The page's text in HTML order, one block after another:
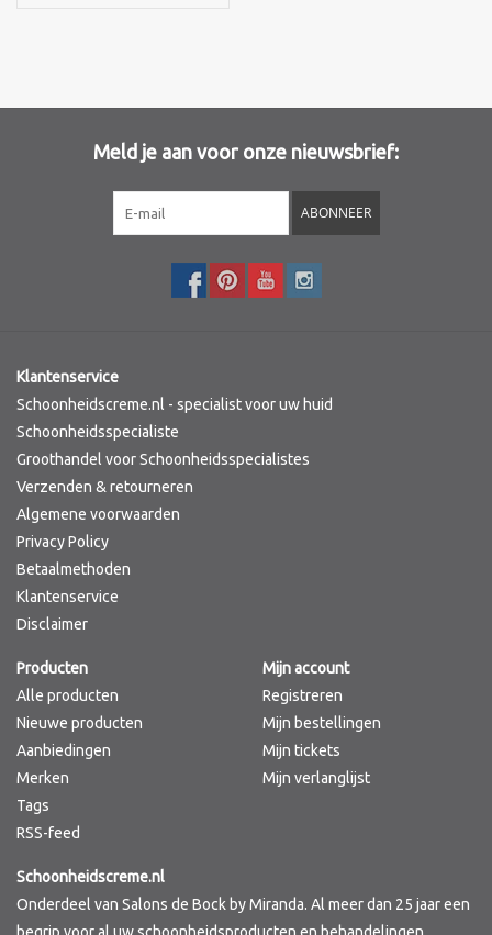
Meld je aan voor onze nieuwsbrief:
ABONNEER
Klantenservice
Schoonheidscreme.nl - specialist voor uw huid
Schoonheidsspecialiste
Groothandel voor Schoonheidsspecialistes
Verzenden & retourneren
Algemene voorwaarden
Privacy Policy
Betaalmethoden
Klantenservice
Disclaimer
Producten
Alle producten
Nieuwe producten
Aanbiedingen
Merken
Tags
RSS-feed
Mijn account
Registreren
Mijn bestellingen
Mijn tickets
Mijn verlanglijst
Schoonheidscreme.nl
Onderdeel van Salons de Bock by Miranda. Al meer dan 25 jaar een